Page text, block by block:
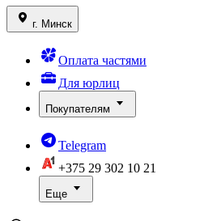
г. Минск
Оплата частями
Для юрлиц
Покупателям
Telegram
+375 29 302 10 21
Еще